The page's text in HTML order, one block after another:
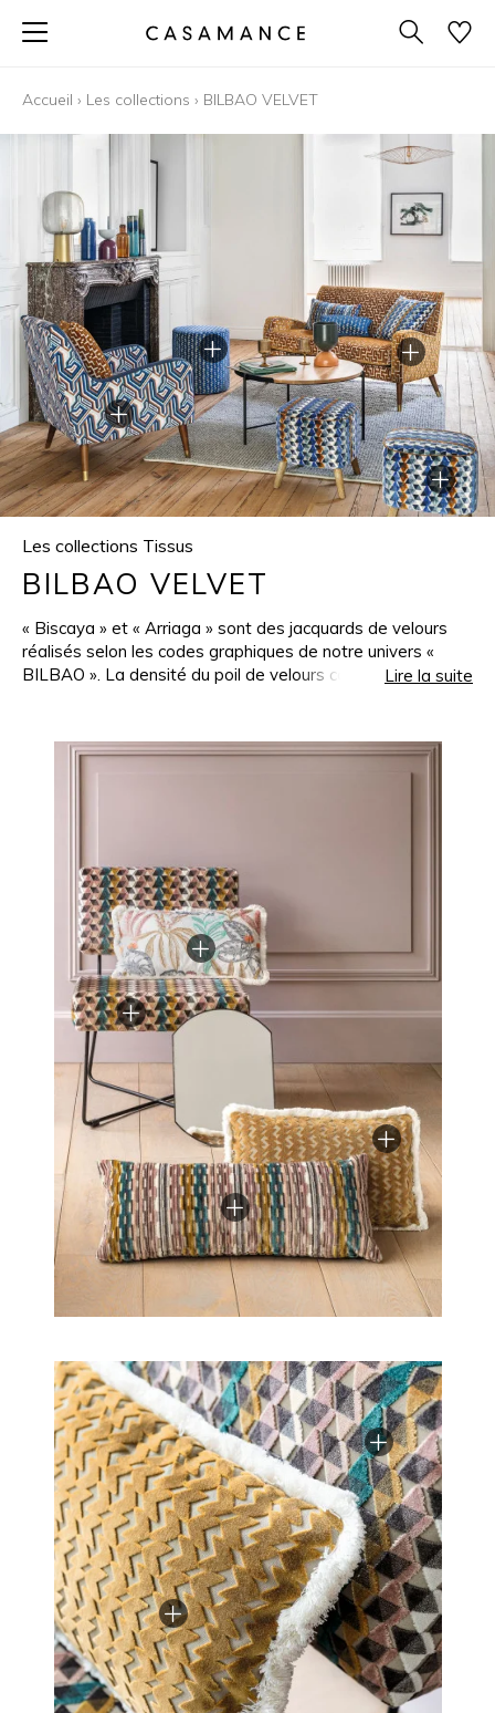
Accueil › Les collections › BILBAO VELVET
Les collections Tissus
BILBAO VELVET
« Biscaya » et « Arriaga » sont des jacquards de velours
réalisés selon les codes graphiques de notre univers «
BILBAO ». La densité du poil de velours confère au tissu
précision rigoureuse pour imaginer des fauteuils et des
canapés sublimes, d’une rare élégance. Jacquards de
classiques, douces ou profondes, se mélangent dans de
très belles palettes imaginées par notre styliste, qui
diffuseront immédiatement chez vous leur charme
irrésistible.
Lire la suite